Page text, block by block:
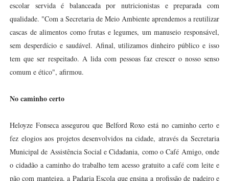
escolar servida é balanceada por nutricionistas e preparada com
qualidade. "Com a Secretaria de Meio Ambiente aprendemos a reutilizar
cascas de alimentos como frutas e legumes, um manuseio responsável,
sem desperdício e saudável. Afinal, utilizamos dinheiro público e isso
tem que ser respeitado. A lida com pessoas faz crescer o nosso senso
comum e ético", afirmou.
No caminho certo
Heloyze Fonseca assegurou que Belford Roxo está no caminho certo e
fez elogios aos projetos desenvolvidos na cidade, através da Secretaria
Municipal de Assistência Social e Cidadania, como o Café Amigo, onde
o cidadão a caminho do trabalho tem acesso gratuito a café com leite e
pão com manteiga, a Padaria Escola que ensina a profissão de padeiro e